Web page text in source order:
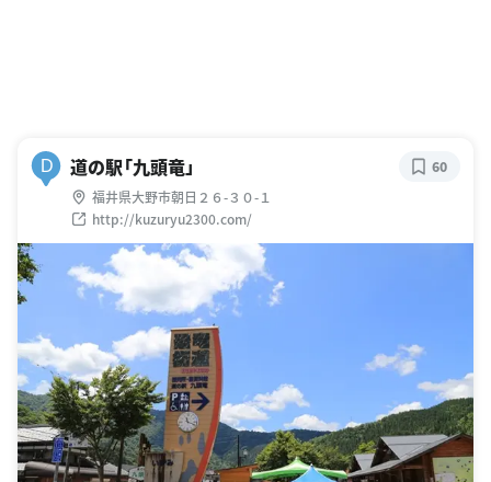
D 道の駅「九頭竜」
福井県大野市朝日２６-３０-１
http://kuzuryu2300.com/
60